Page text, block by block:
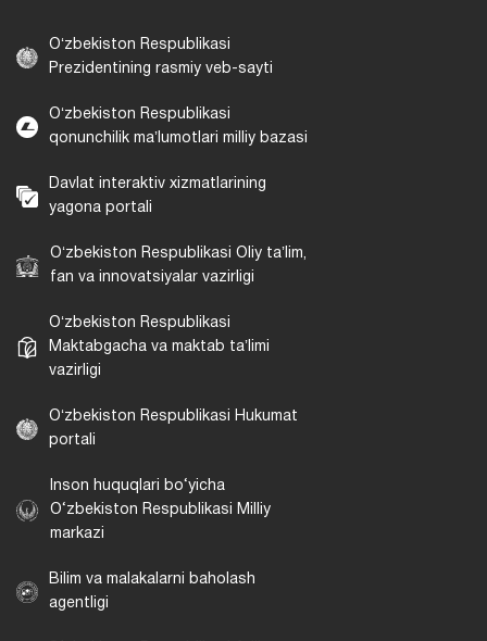
Oʻzbekiston Respublikasi
Prezidentining rasmiy veb-sayti
Oʻzbekiston Respublikasi
qonunchilik maʼlumotlari milliy bazasi
Davlat interaktiv xizmatlarining
yagona portali
Oʻzbekiston Respublikasi Oliy taʼlim,
fan va innovatsiyalar vazirligi
Oʻzbekiston Respublikasi
Maktabgacha va maktab taʼlimi
vazirligi
Oʻzbekiston Respublikasi Hukumat
portali
Inson huquqlari bo‘yicha
O‘zbekiston Respublikasi Milliy
markazi
Bilim va malakalarni baholash
agentligi